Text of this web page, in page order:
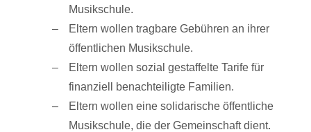
Musikschule.
Eltern wollen tragbare Gebühren an ihrer
öffentlichen Musikschule.
Eltern wollen sozial gestaffelte Tarife für
finanziell benachteiligte Familien.
Eltern wollen eine solidarische öffentliche
Musikschule, die der Gemeinschaft dient.